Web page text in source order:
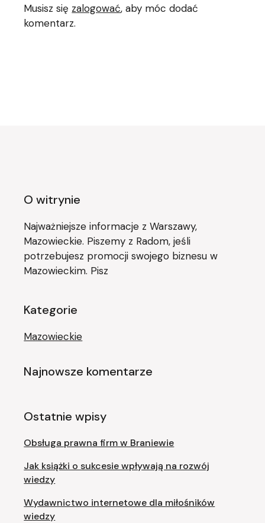
Musisz się zalogować, aby móc dodać
komentarz.
O witrynie
Najważniejsze informacje z Warszawy,
Mazowieckie. Piszemy z Radom, jeśli
potrzebujesz promocji swojego biznesu w
Mazowieckim. Pisz
Kategorie
Mazowieckie
Najnowsze komentarze
Ostatnie wpisy
Obsługa prawna firm w Braniewie
Jak książki o sukcesie wpływają na rozwój
wiedzy
Wydawnictwo internetowe dla miłośników
wiedzy